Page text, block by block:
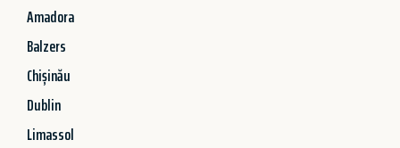
Amadora
Balzers
Chișinău
Dublin
Limassol